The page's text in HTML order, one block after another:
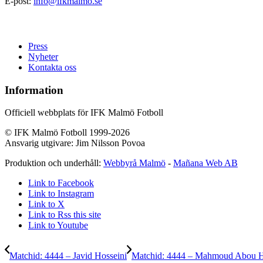
Press
Nyheter
Kontakta oss
Information
Officiell webbplats för IFK Malmö Fotboll
© IFK Malmö Fotboll 1999-2026
Ansvarig utgivare: Jim Nilsson Povoa
Produktion och underhåll: Webbyrå Malmö - Mañana Web AB
Link to Facebook
Link to Instagram
Link to X
Link to Rss this site
Link to Youtube
Matchid: 4444 – Javid Hosseini Matchid: 4444 – Mahmoud Abou